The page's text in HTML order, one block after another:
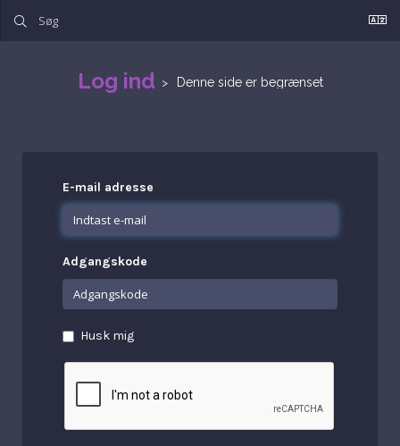
Log ind Denne side er begrænset
E-mail adresse
Adgangskode
Husk mig